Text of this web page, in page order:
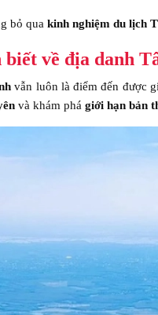
bỏ qua kinh nghiệm du lịch
biết về địa danh
vẫn luôn là điểm đến được
và khám phá giới hạn bản